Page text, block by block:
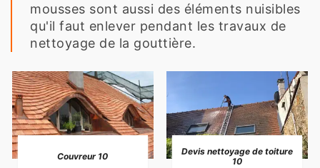
mousses sont aussi des éléments nuisibles
qu'il faut enlever pendant les travaux de
nettoyage de la gouttière.
Couvreur 10
Devis nettoyage de toiture
10